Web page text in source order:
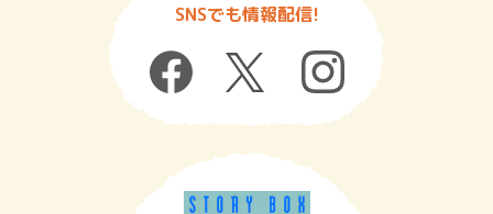
SNSでも情報配信!